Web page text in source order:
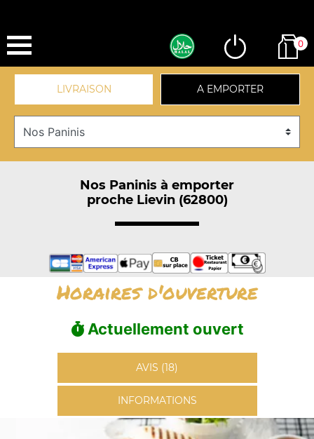
0
LIVRAISON A EMPORTER
Nos Paninis à emporter
proche Lievin (62800)
Horaires d'ouverture
Actuellement ouvert
AVIS (18)
INFORMATIONS